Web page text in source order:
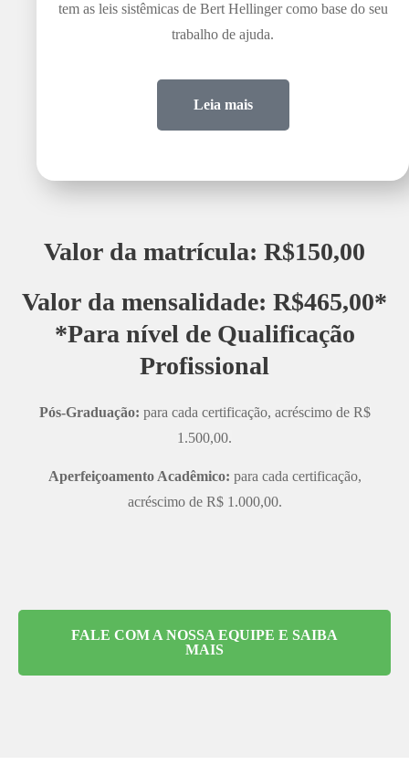
tem as leis sistêmicas de Bert Hellinger como base do seu
trabalho de ajuda.
Leia mais
Valor da matrícula: R$150,00
Valor da mensalidade: R$465,00*
*Para nível de Qualificação
Profissional
Pós-Graduação: para cada certificação, acréscimo de R$
1.500,00.
Aperfeiçoamento Acadêmico: para cada certificação,
acréscimo de R$ 1.000,00.
FALE COM A NOSSA EQUIPE E SAIBA
MAIS